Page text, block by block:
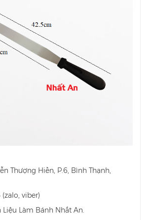
Thượng Hiền, P.6, Bình Thạnh,
viber)
Liệu Làm Bánh Nhất An.